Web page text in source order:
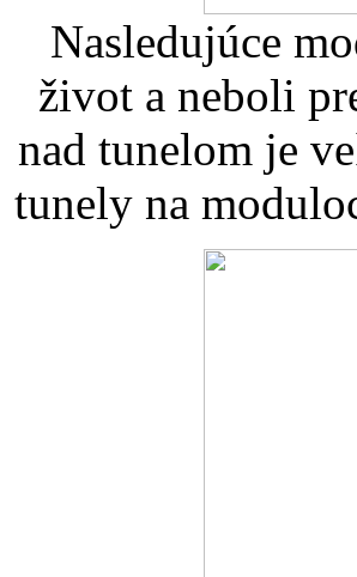
Nasledujúce
život a neboli
nad tunelom je
tunely na